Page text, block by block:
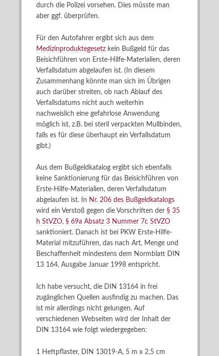
durch die Polizei vorsehen. Dies müsste man
aber ggf. überprüfen.
Für den Autofahrer ergibt sich aus dem
Medizinproduktegesetz kein Bußgeld für das
Beisichführen von Erste-Hilfe-Materialien, deren
Verfallsdatum abgelaufen ist. (In diesem
Zusammenhang könnte man sich im Übrigen
auch darüber streiten, ob nach Ablauf des
Verfallsdatums nicht auch weiterhin
nachweislich eine gefahrlose Anwendung
möglich ist, z.B. bei steril verpackten Mullbinden,
falls es für diese überhaupt ein Verfallsdatum
gibt.)
Aus dem Bußgeldkatalog ergibt sich ebenfalls
keine Sanktionierung für das Beisichführen von
Erste-Hilfe-Materialien, deren Verfallsdatum
abgelaufen ist. In Nr. 206 des Bußgeldkatalogs
wird ein Verstoß gegen die Vorschriften der § 35
h StVZO, § 69a Absatz 3 Nummer 7c StVZO
sanktioniert. Danach ist bei PKW Erste-Hilfe-
Material mitzuführen, das nach Art, Menge und
Beschaffenheit mindestens dem Normblatt DIN
13 164, Ausgabe Januar 1998 entspricht.
Ich habe versucht, die DIN 13164 in frei
zugänglichen Quellen ausfindig zu machen. Das
ist mir allerdings nicht gelungen. Auf
verschiedenen Webseiten wird der Inhalt der
DIN 13164 wie folgt wiedergegeben:
1 Heftpflaster, DIN 13019-A, 5 m x 2,5 cm